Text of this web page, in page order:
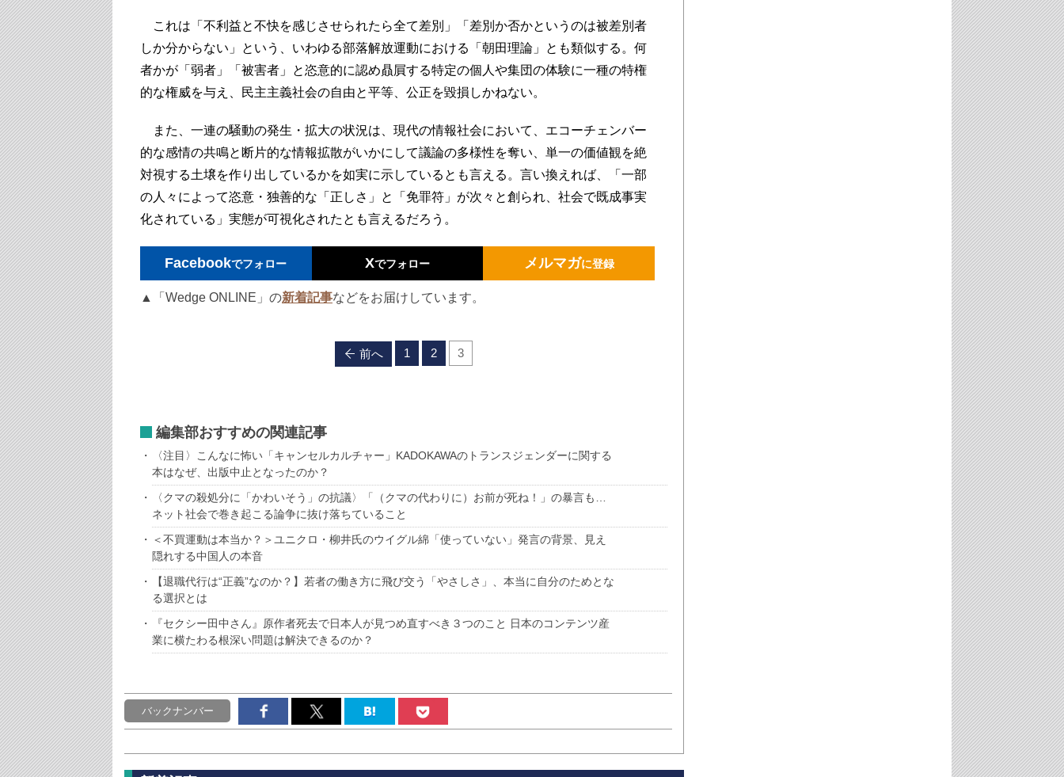
これは「不利益と不快を感じさせられたら全て差別」「差別か否かというのは被差別者
しか分からない」という、いわゆる部落解放運動における「朝田理論」とも類似する。何
者かが「弱者」「被害者」と恣意的に認め贔屓する特定の個人や集団の体験に一種の特権
的な権威を与え、民主主義社会の自由と平等、公正を毀損しかねない。
また、一連の騒動の発生・拡大の状況は、現代の情報社会において、エコーチェンバー
的な感情の共鳴と断片的な情報拡散がいかにして議論の多様性を奪い、単一の価値観を絶
対視する土壌を作り出しているかを如実に示しているとも言える。言い換えれば、「一部
の人々によって恣意・独善的な「正しさ」と「免罪符」が次々と創られ、社会で既成事実
化されている」実態が可視化されたとも言えるだろう。
Facebookでフォロー Xでフォロー メルマガに登録
▲「Wedge ONLINE」の新着記事などをお届けしています。
前へ 1 2 3
編集部おすすめの関連記事
〈注目〉こんなに怖い「キャンセルカルチャー」KADOKAWAのトランスジェンダーに関する
本はなぜ、出版中止となったのか？
〈クマの殺処分に「かわいそう」の抗議〉「（クマの代わりに）お前が死ね！」の暴言も…
ネット社会で巻き起こる論争に抜け落ちていること
＜不買運動は本当か？＞ユニクロ・柳井氏のウイグル綿「使っていない」発言の背景、見え
隠れする中国人の本音
【退職代行は“正義”なのか？】若者の働き方に飛び交う「やさしさ」、本当に自分のためとな
る選択とは
『セクシー田中さん』原作者死去で日本人が見つめ直すべき３つのこと 日本のコンテンツ産
業に横たわる根深い問題は解決できるのか？
バックナンバー